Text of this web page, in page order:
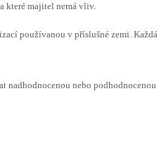
které majitel nemá vliv.
používanou v příslušné zemi.
nadhodnocenou nebo